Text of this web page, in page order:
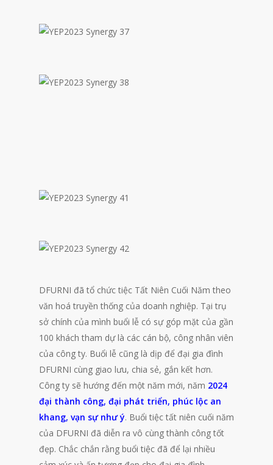
DFURNI đã tổ chức tiệc Tất Niên Cuối Năm theo
văn hoá truyền thống của doanh nghiệp. Tại trụ
sở chính của mình buổi lễ có sự góp mặt của gần
100 khách tham dự là các cán bộ, công nhân viên
của công ty. Buổi lễ cũng là dịp để đại gia đình
DFURNI cùng giao lưu, chia sẻ, gắn kết hơn.
Công ty sẽ hướng đến một năm mới, năm 2024
đại thành công, đại phát triển, phúc lộc an
khang, vạn sự như ý. Buổi tiệc tất niên cuối năm
của DFURNI đã diễn ra vô cùng thành công tốt
đẹp. Chắc chắn rằng buổi tiệc đã để lại nhiều